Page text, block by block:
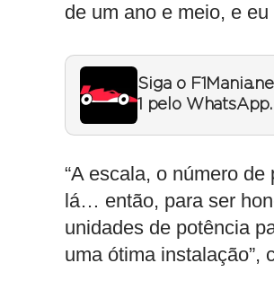
de um ano e meio, e
Siga o
1 pelo WhatsApp.
“A escala, o número
lá… então, para ser
unidades de potência
uma ótima instalação”,